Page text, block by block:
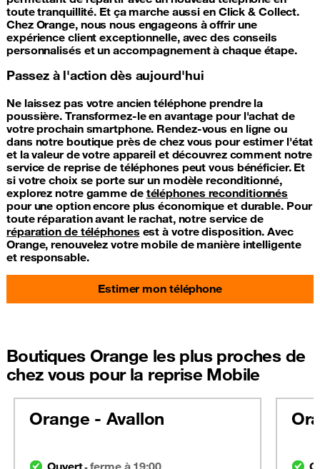
toute tranquillité. Et ça marche aussi en Click & Collect.
Chez Orange, nous nous engageons à offrir une
expérience client exceptionnelle, avec des conseils
personnalisés et un accompagnement à chaque étape.
Passez à l'action dès aujourd'hui
Ne laissez pas votre ancien téléphone prendre la
poussière. Transformez-le en avantage pour l'achat de
votre prochain smartphone. Rendez-vous en ligne ou
dans notre boutique près de chez vous pour estimer l'état
et la valeur de votre appareil et découvrez comment notre
service de reprise de téléphones peut vous bénéficier. Et
si votre choix se porte sur un modèle reconditionné,
explorez notre gamme de téléphones reconditionnés
pour une option encore plus économique et durable. Pour
toute réparation avant le rachat, notre service de
réparation de téléphones est à votre disposition. Avec
Orange, renouvelez votre mobile de manière intelligente
et responsable.
Estimer mon téléphone
Boutiques Orange les plus proches de
chez vous pour la reprise Mobile
Orange - Avallon
Ouvert-ferme à 19:00